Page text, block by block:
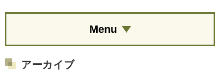
Menu
アーカイブ